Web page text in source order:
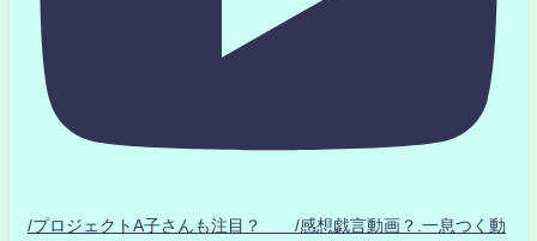
/プロジェクトA子さんも注目？ /感想戯言動画？.一息つく動